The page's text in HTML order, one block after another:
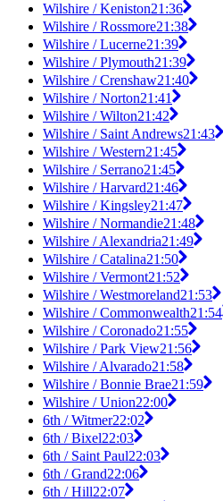
Wilshire / Keniston21:36
Wilshire / Rossmore21:38
Wilshire / Lucerne21:39
Wilshire / Plymouth21:39
Wilshire / Crenshaw21:40
Wilshire / Norton21:41
Wilshire / Wilton21:42
Wilshire / Saint Andrews21:43
Wilshire / Western21:45
Wilshire / Serrano21:45
Wilshire / Harvard21:46
Wilshire / Kingsley21:47
Wilshire / Normandie21:48
Wilshire / Alexandria21:49
Wilshire / Catalina21:50
Wilshire / Vermont21:52
Wilshire / Westmoreland21:53
Wilshire / Commonwealth21:54
Wilshire / Coronado21:55
Wilshire / Park View21:56
Wilshire / Alvarado21:58
Wilshire / Bonnie Brae21:59
Wilshire / Union22:00
6th / Witmer22:02
6th / Bixel22:03
6th / Saint Paul22:03
6th / Grand22:06
6th / Hill22:07